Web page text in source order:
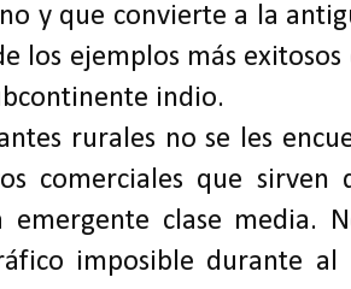
y que convierte a la
los ejemplos más
indio.
rurales no se les
comerciales que sirven
clase media.
imposible durante al